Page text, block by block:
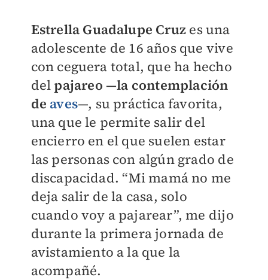
Estrella Guadalupe Cruz es una
adolescente de 16 años que vive
con ceguera total, que ha hecho
delpajareo —la contemplación
de aves—, su práctica favorita,
una que le permite salir del
encierro en el que suelen estar
las personas con algún grado de
discapacidad. “Mi mamá no me
deja salir de la casa, solo
cuando voy a pajarear”, me dijo
durante la primera jornada de
avistamiento a la que la
acompañé.